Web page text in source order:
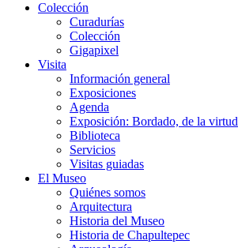
Colección
Curadurías
Colección
Gigapixel
Visita
Información general
Exposiciones
Agenda
Exposición: Bordado, de la virtud
Biblioteca
Servicios
Visitas guiadas
El Museo
Quiénes somos
Arquitectura
Historia del Museo
Historia de Chapultepec